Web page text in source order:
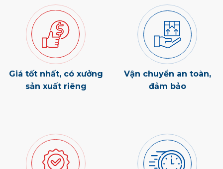
Giá tốt nhất, có xưởng
sản xuất riêng
Vận chuyển an toàn,
đảm bảo